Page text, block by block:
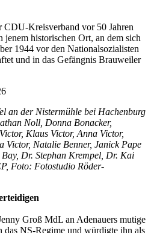
CDU-Kreisverband vor 50 Jahren
jenem historischen Ort, an dem sich
1944 vor den Nationalsozialisten
und in das Gefängnis Brauweiler
an der Nistermühle bei Hachenburg
Noll, Donna Bonacker,
Klaus Victor, Anna Victor,
Victor, Natalie Benner, Janick Pape
Dr. Stephan Krempel, Dr. Kai
Foto: Fotostudio Röder-
Groß MdL an Adenauers mutige
das NS-Regime und würdigte ihn als